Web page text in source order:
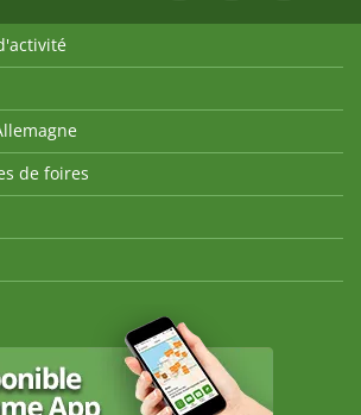
de foires